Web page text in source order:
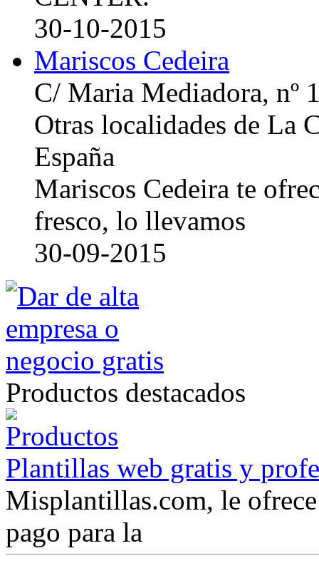
30-10-2015
Mariscos Cedeira
C/ Maria Mediadora, nº
Otras localidades de La
España
Mariscos Cedeira te
fresco, lo llevamos
30-09-2015
Productos destacados
Plantillas web gratis y
Misplantillas.com, le
pago para la